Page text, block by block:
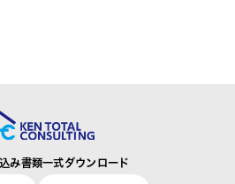
み書類一式ダウンロード